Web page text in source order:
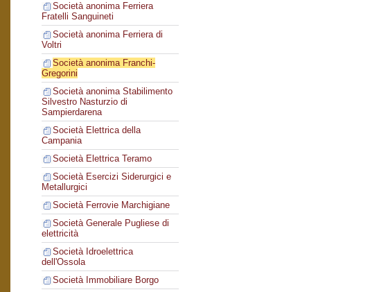
Società anonima Ferriera
Fratelli Sanguineti
Società anonima Ferriera di
Voltri
Società anonima Franchi-
Gregorini
Società anonima Stabilimento
Silvestro Nasturzio di
Sampierdarena
Società Elettrica della
Campania
Società Elettrica Teramo
Società Esercizi Siderurgici e
Metallurgici
Società Ferrovie Marchigiane
Società Generale Pugliese di
elettricità
Società Idroelettrica
dell'Ossola
Società Immobiliare Borgo